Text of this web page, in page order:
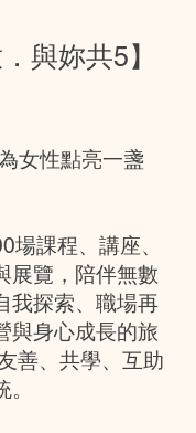
與妳共5】
女性點亮一盞
場課程、講座、
展覽，陪伴無數
我探索、職場再
與身心成長的旅
善、共學、互助